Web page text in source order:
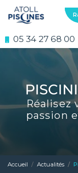
au
contenu
05 34 27 68 00
Réalisez
passion
Accueil Actualités